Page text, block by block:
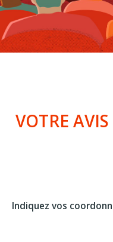
VOTRE
Indiquez vos